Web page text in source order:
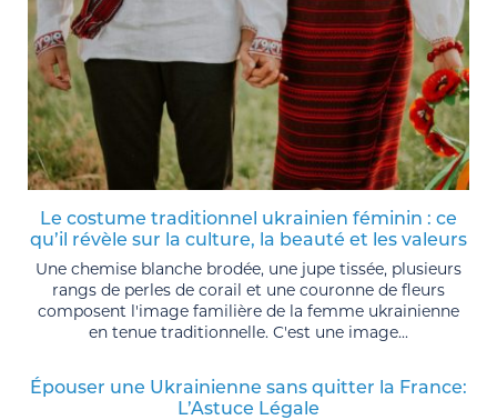
Le costume traditionnel ukrainien féminin : ce
qu’il révèle sur la culture, la beauté et les valeurs
Une chemise blanche brodée, une jupe tissée, plusieurs
rangs de perles de corail et une couronne de fleurs
composent l'image familière de la femme ukrainienne
en tenue traditionnelle. C'est une image...
Épouser une Ukrainienne sans quitter la France:
L’Astuce Légale